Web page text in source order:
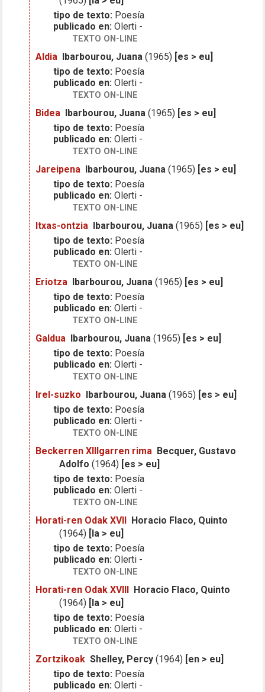
tipo de texto: Poesía
publicado en: Olerti -
TEXTO ON-LINE
Aldia Ibarbourou, Juana (1965) [es > eu]
tipo de texto: Poesía
publicado en: Olerti -
TEXTO ON-LINE
Bidea Ibarbourou, Juana (1965) [es > eu]
tipo de texto: Poesía
publicado en: Olerti -
TEXTO ON-LINE
Jareipena Ibarbourou, Juana (1965) [es > eu]
tipo de texto: Poesía
publicado en: Olerti -
TEXTO ON-LINE
Itxas-ontzia Ibarbourou, Juana (1965) [es > eu]
tipo de texto: Poesía
publicado en: Olerti -
TEXTO ON-LINE
Eriotza Ibarbourou, Juana (1965) [es > eu]
tipo de texto: Poesía
publicado en: Olerti -
TEXTO ON-LINE
Galdua Ibarbourou, Juana (1965) [es > eu]
tipo de texto: Poesía
publicado en: Olerti -
TEXTO ON-LINE
Irel-suzko Ibarbourou, Juana (1965) [es > eu]
tipo de texto: Poesía
publicado en: Olerti -
TEXTO ON-LINE
Beckerren XIIIgarren rima Becquer, Gustavo
Adolfo (1964) [es > eu]
tipo de texto: Poesía
publicado en: Olerti -
TEXTO ON-LINE
Horati-ren Odak XVII
Horacio Flaco, Quinto
(1964)
[la > eu]
tipo de texto: Poesía
publicado en: Olerti -
TEXTO ON-LINE
Horati-ren Odak XVIII
Horacio Flaco, Quinto
(1964)
[la > eu]
tipo de texto: Poesía
publicado en: Olerti -
TEXTO ON-LINE
Zortzikoak Shelley, Percy (1964) [en > eu]
tipo de texto: Poesía
publicado en: Olerti -